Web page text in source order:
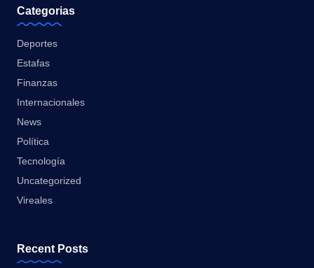
Categorias
Deportes
Estafas
Finanzas
Internacionales
News
Política
Tecnología
Uncategorized
Vireales
Recent Posts